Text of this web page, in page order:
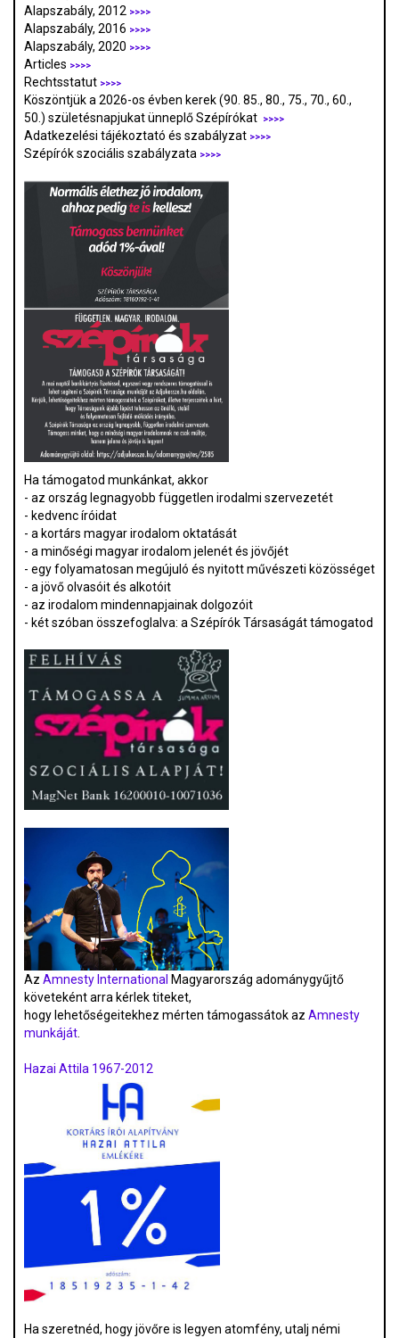
Alapszabály, 2012 >>>>
Alapszabály, 2016 >>>>
Alapszabály, 2020 >>>>
Articles >>>>
Rechtsstatut >>>>
Köszöntjük a 2026-os évben kerek (90. 85., 80., 75., 70., 60.,
50.) születésnapjukat ünneplő Szépírókat
>>>>
Adatkezelési tájékoztató és szabályzat >>>>
Szépírók szociális szabályzata >>>>
Ha támogatod munkánkat, akkor
- az ország legnagyobb független irodalmi szervezetét
- kedvenc íróidat
- a kortárs magyar irodalom oktatását
- a minőségi magyar irodalom jelenét és jövőjét
- egy folyamatosan megújuló és nyitott művészeti közösséget
- a jövő olvasóit és alkotóit
- az irodalom mindennapjainak dolgozóit
- két szóban összefoglalva: a Szépírók Társaságát támogatod
Az Amnesty International Magyarország adománygyűjtő
követeként arra kérlek titeket,
hogy lehetőségeitekhez mérten támogassátok az Amnesty
munkáját.
Hazai Attila 1967-2012
Ha szeretnéd, hogy jövőre is legyen atomfény, utalj némi